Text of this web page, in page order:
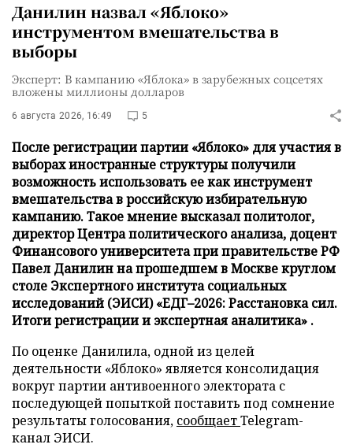
Данилин назвал «Яблоко»
инструментом вмешательства в
выборы
Эксперт: В кампанию «Яблока» в зарубежных соцсетях
вложены миллионы долларов
6 августа 2026, 16:49 5
После регистрации партии «Яблоко» для участия в
выборах иностранные структуры получили
возможность использовать ее как инструмент
вмешательства в российскую избирательную
кампанию. Такое мнение высказал политолог,
директор Центра политического анализа, доцент
Финансового университета при правительстве РФ
Павел Данилин на прошедшем в Москве круглом
столе Экспертного института социальных
исследований (ЭИСИ) «ЕДГ–2026: Расстановка сил.
Итоги регистрации и экспертная аналитика» .
По оценке Данилила, одной из целей
деятельности «Яблоко» является консолидация
вокруг партии антивоенного электората с
последующей попыткой поставить под сомнение
результаты голосования, сообщаетTelegram-
канал ЭИСИ.